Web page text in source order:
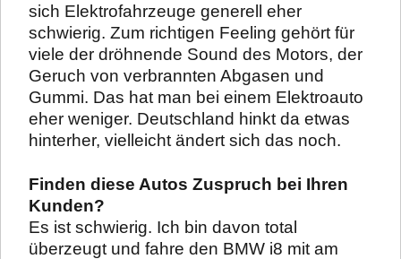
sich Elektrofahrzeuge generell eher
schwierig. Zum richtigen Feeling gehört für
viele der dröhnende Sound des Motors, der
Geruch von verbrannten Abgasen und
Gummi. Das hat man bei einem Elektroauto
eher weniger. Deutschland hinkt da etwas
hinterher, vielleicht ändert sich das noch.
Finden diese Autos Zuspruch bei Ihren
Kunden?
Es ist schwierig. Ich bin davon total
überzeugt und fahre den BMW i8 mit am